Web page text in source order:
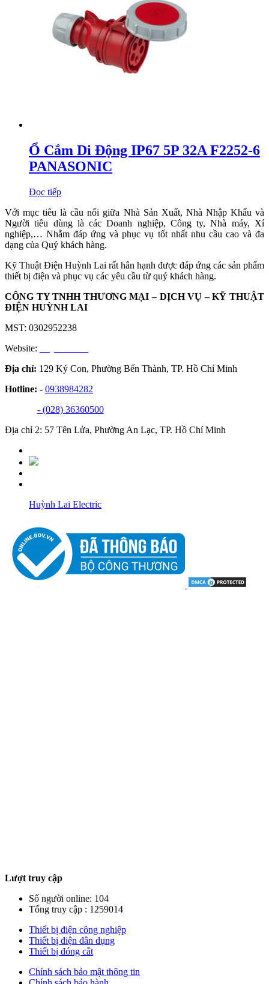
Ổ Cắm Di Động IP67 5P 32A F2252-6
PANASONIC
Đọc tiếp
Với mục tiêu là cầu nối giữa Nhà Sản Xuất, Nhà Nhập Khẩu và
Người tiêu dùng là các Doanh nghiệp, Công ty, Nhà máy, Xí
nghiệp,… Nhằm đáp ứng và phục vụ tốt nhất nhu cầu cao và đa
dạng của Quý khách hàng.
Kỹ Thuật Điện Huỳnh Lai rất hân hạnh được đáp ứng các sản phẩm
thiết bị điện và phục vụ các yêu cầu từ quý khách hàng.
CÔNG TY TNHH THƯƠNG MẠI – DỊCH VỤ – KỸ THUẬT
ĐIỆN HUỲNH LAI
MST: 0302952238
Website:
Địa chỉ: 129 Ký Con, Phường Bến Thành, TP. Hồ Chí Minh
Hotline: - 0938984282
- (028) 36360500
Địa chỉ 2: 57 Tên Lửa, Phường An Lạc, TP. Hồ Chí Minh
Huỳnh Lai Electric
Lượt truy cập
Số người online: 104
Tổng truy cập : 1259014
Thiết bị điện công nghiệp
Thiết bị điện dân dụng
Thiết bị đóng cắt
Chính sách bảo mật thông tin